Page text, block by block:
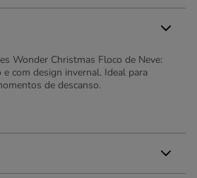
Wonder Christmas Floco de Neve:
com design invernal. Ideal para
de descanso.